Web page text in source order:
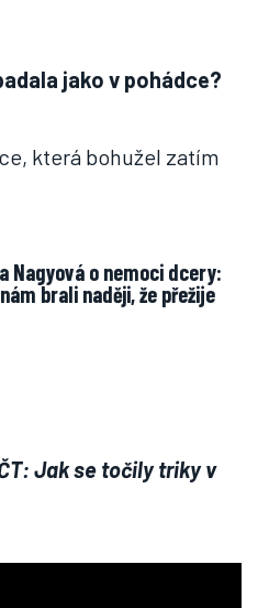
jako v pohádce?
která bohužel zatím
Nagyová o nemoci dcery:
brali naději, že přežije
Jak se točily triky v